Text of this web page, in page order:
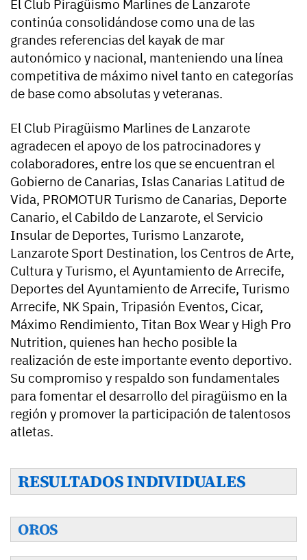
El Club Piragüismo Marlines de Lanzarote
continúa consolidándose como una de las
grandes referencias del kayak de mar
autonómico y nacional, manteniendo una línea
competitiva de máximo nivel tanto en categorías
de base como absolutas y veteranas.
El Club Piragüismo Marlines de Lanzarote
agradecen el apoyo de los patrocinadores y
colaboradores, entre los que se encuentran el
Gobierno de Canarias, Islas Canarias Latitud de
Vida, PROMOTUR Turismo de Canarias, Deporte
Canario, el Cabildo de Lanzarote, el Servicio
Insular de Deportes, Turismo Lanzarote,
Lanzarote Sport Destination, los Centros de Arte,
Cultura y Turismo, el Ayuntamiento de Arrecife,
Deportes del Ayuntamiento de Arrecife, Turismo
Arrecife, NK Spain, Tripasión Eventos, Cicar,
Máximo Rendimiento, Titan Box Wear y High Pro
Nutrition, quienes han hecho posible la
realización de este importante evento deportivo.
Su compromiso y respaldo son fundamentales
para fomentar el desarrollo del piragüismo en la
región y promover la participación de talentosos
atletas.
RESULTADOS INDIVIDUALES
OROS